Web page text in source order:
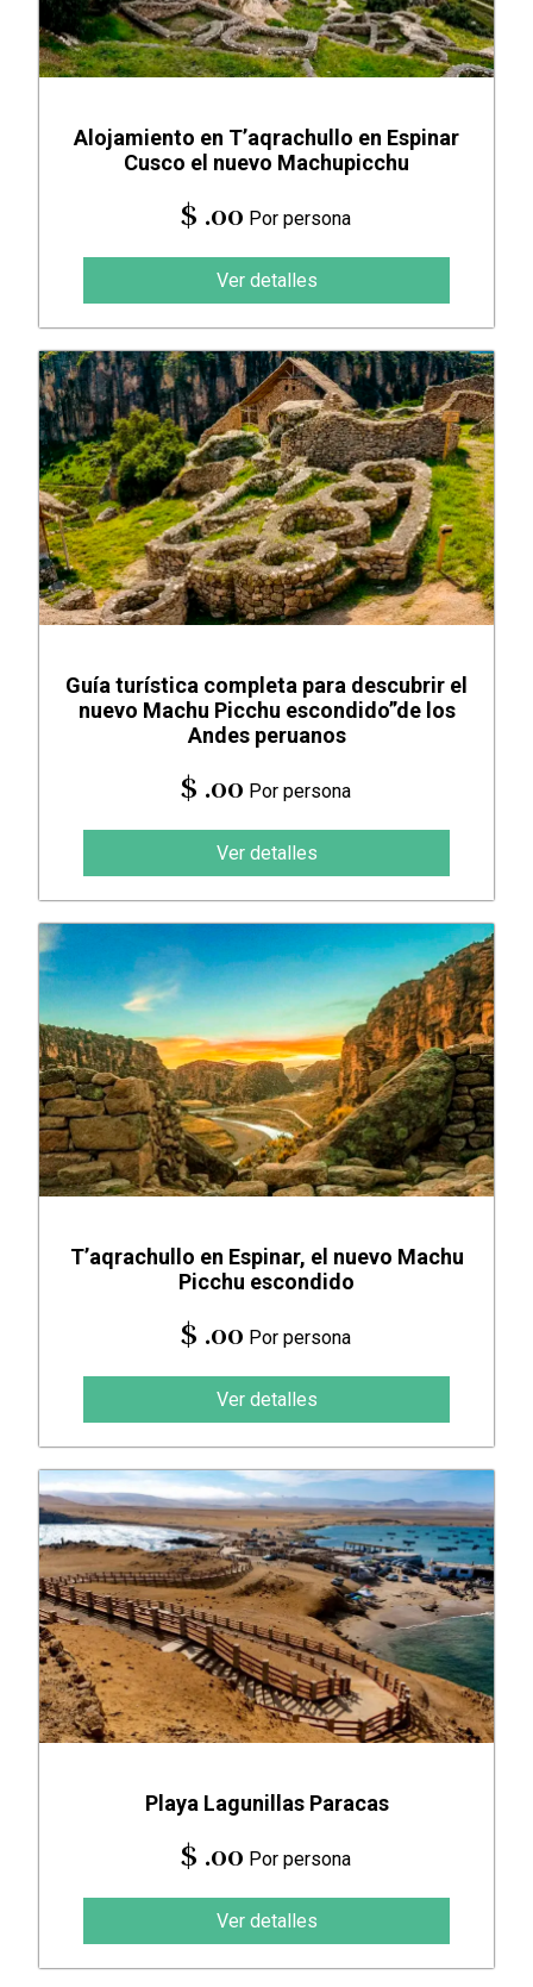
Alojamiento en T’aqrachullo en Espinar
Cusco el nuevo Machupicchu
$ .00 Por persona
Ver detalles
Guía turística completa para descubrir el
nuevo Machu Picchu escondido”de los
Andes peruanos
$ .00 Por persona
Ver detalles
T’aqrachullo en Espinar, el nuevo Machu
Picchu escondido
$ .00 Por persona
Ver detalles
Playa Lagunillas Paracas
$ .00 Por persona
Ver detalles